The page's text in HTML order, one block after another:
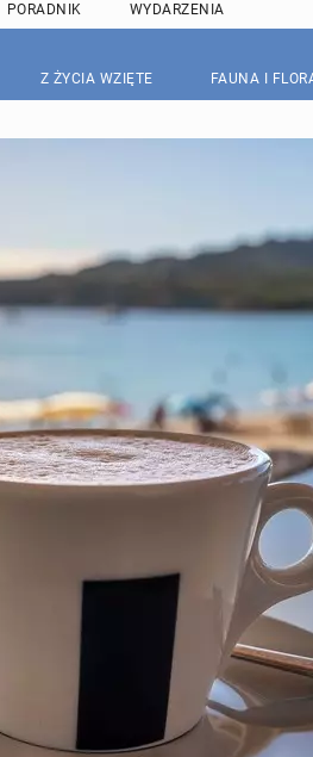
PORADNIK WYDARZENIA
Z ŻYCIA WZIĘTE FAUNA I